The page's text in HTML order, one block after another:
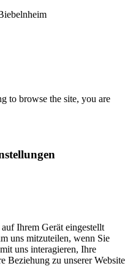
to browse the site, you are
Ihrem Gerät eingestellt
uns mitzuteilen, wenn Sie
uns interagieren, Ihre
Beziehung zu unserer Website